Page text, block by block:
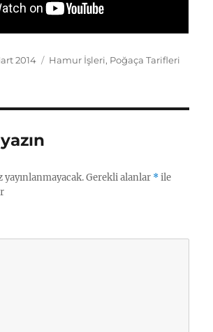
2014 Kategoriler
Hamur İşleri, Poğaça Tarifleri
Gerekli alanlar *ile